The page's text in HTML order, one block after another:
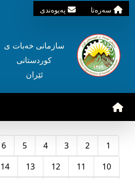
سه‌ره‌تا په‌یوه‌ندی
سازمانی خه‌بات ی
کوردستانی
ئێران
1
2
3
4
5
6
10
11
12
13
14